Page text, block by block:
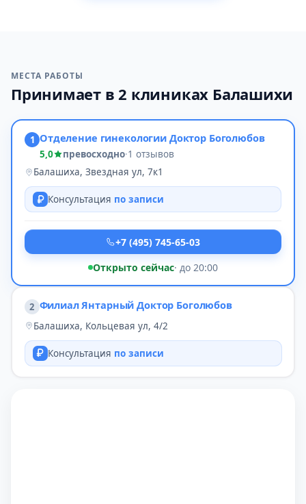
МЕСТА РАБОТЫ
Принимает в 2 клиниках Балашихи
1 Отделение гинекологии Доктор Боголюбов
5,0 превосходно·1 отзывов
Балашиха, Звездная ул, 7к1
Консультация по записи
+7 (495) 745-65-03
Открыто сейчас· до 20:00
2 Филиал Янтарный Доктор Боголюбов
Балашиха, Кольцевая ул, 4/2
Консультация по записи